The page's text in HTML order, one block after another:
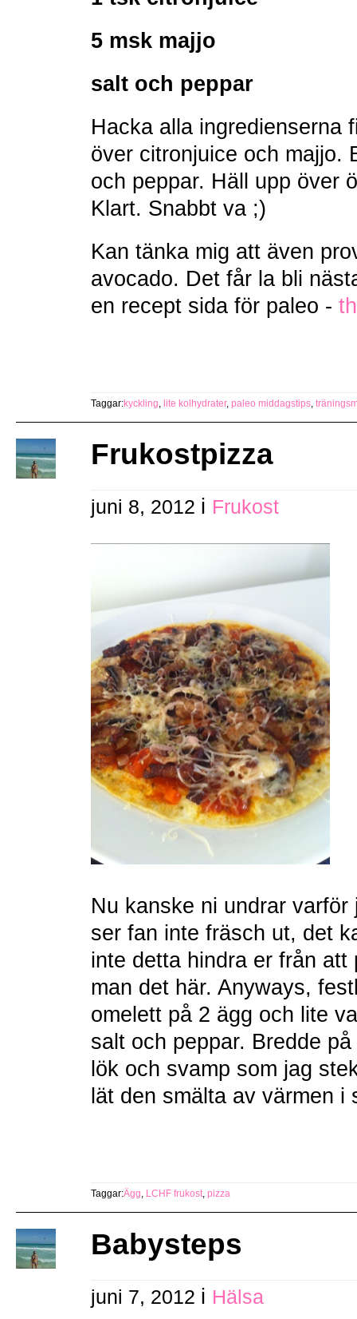
5 msk majjo
salt och peppar
Hacka alla ingredienserna
över citronjuice och majjo.
och peppar. Häll upp över
Klart. Snabbt va ;)
Kan tänka mig att även
avocado. Det får la bli
en recept sida för paleo -
Taggar:kyckling, lite kolhydrater, paleo middagstips,
Frukostpizza
juni 8, 2012 i Frukost
Nu kanske ni undrar
ser fan inte fräsch ut, det
inte detta hindra er från
man det här. Anyways,
omelett på 2 ägg och lite
salt och peppar. Bredde
lök och svamp som jag
lät den smälta av värmen i
Taggar:Ägg, LCHF frukost, pizza
Babysteps
juni 7, 2012 i Hälsa